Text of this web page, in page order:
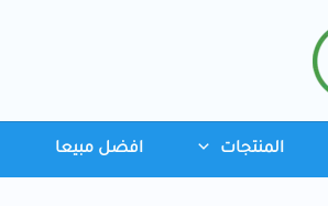
المنتجات افضل مبيعا